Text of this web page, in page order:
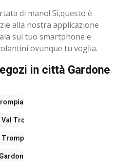
di mano! Sì,questo è
alla nostra applicazione
sul tuo smartphone e
ovunque tu voglia.
in città Gardone
Trompia
Gardone Val Trompia